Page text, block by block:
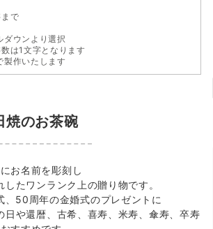
で
ダウンより選択
は1文字となります
製作いたします
焼のお茶碗
お名前を彫刻し
たワンランク上の贈り物です。
、50周年の金婚式のプレゼントに
や還暦、古希、喜寿、米寿、傘寿、卒寿